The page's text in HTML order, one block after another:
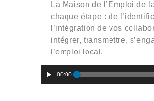
La Maison de l’Emploi de
chaque étape : de
l’intégration de vos
intégrer, transmettre,
l’emploi local.
Lecteur
00:00